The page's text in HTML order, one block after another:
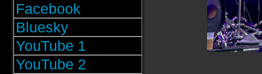
Facebook
Bluesky
YouTube 1
YouTube 2